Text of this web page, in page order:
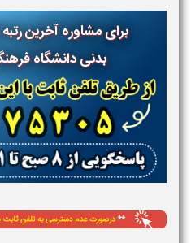
برای مشاوره آخرین
بدنی دانشگاه فرهنگیان